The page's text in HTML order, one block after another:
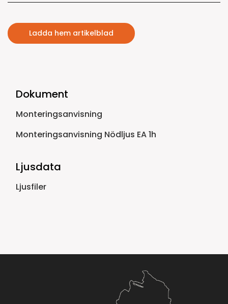
Ladda hem artikelblad
Dokument
Monteringsanvisning
Monteringsanvisning Nödljus EA 1h
Ljusdata
Ljusfiler